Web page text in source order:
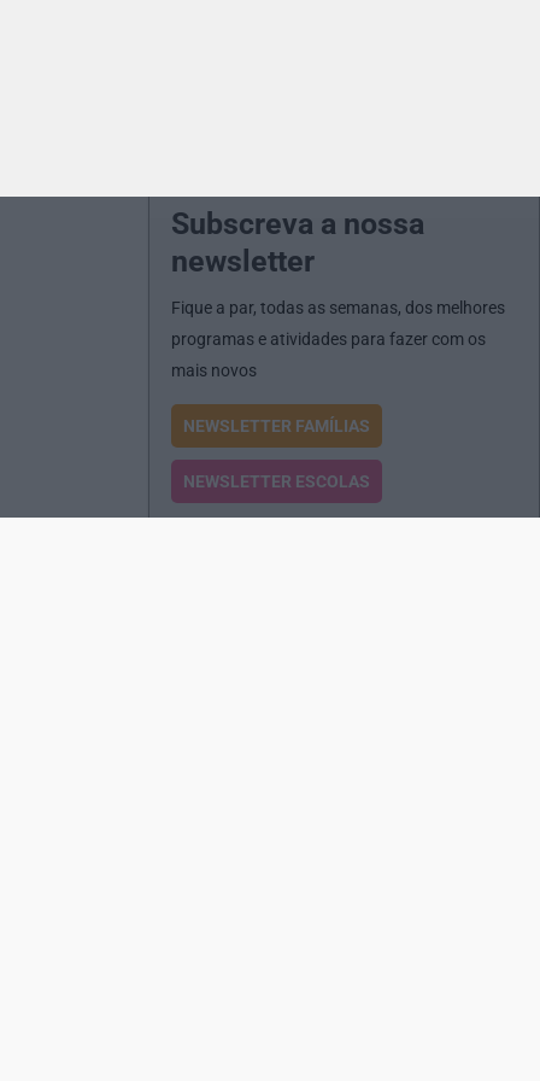
Subscreva a nossa
newsletter
Fique a par, todas as semanas, dos melhores
programas e atividades para fazer com os
mais novos
NEWSLETTER FAMÍLIAS
NEWSLETTER ESCOLAS